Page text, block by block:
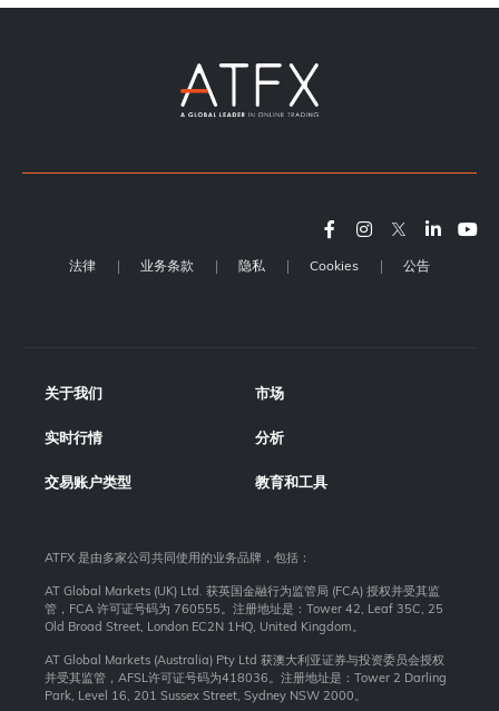
法律 业务条款 隐私 Cookies 公告
关于我们 市场
实时行情 分析
交易账户类型 教育和工具
ATFX 是由多家公司共同使用的业务品牌，包括：
AT Global Markets (UK) Ltd. 获英国金融行为监管局 (FCA) 授权并受其监
管，FCA 许可证号码为 760555。注册地址是：Tower 42, Leaf 35C, 25
Old Broad Street, London EC2N 1HQ, United Kingdom。
AT Global Markets (Australia) Pty Ltd 获澳大利亚证券与投资委员会授权
并受其监管，AFSL许可证号码为418036。注册地址是：Tower 2 Darling
Park, Level 16, 201 Sussex Street, Sydney NSW 2000。